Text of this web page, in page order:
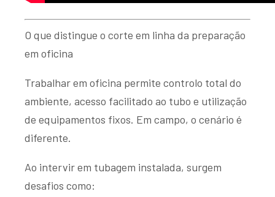
O que distingue o corte em linha da preparação
em oficina
Trabalhar em oficina permite controlo total do
ambiente, acesso facilitado ao tubo e utilização
de equipamentos fixos. Em campo, o cenário é
diferente.
Ao intervir em tubagem instalada, surgem
desafios como: